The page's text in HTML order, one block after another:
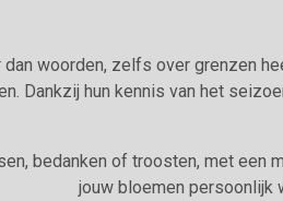
woorden, zelfs over grenzen
Dankzij hun kennis van het
bedanken of troosten, met een
jouw bloemen persoonlijk